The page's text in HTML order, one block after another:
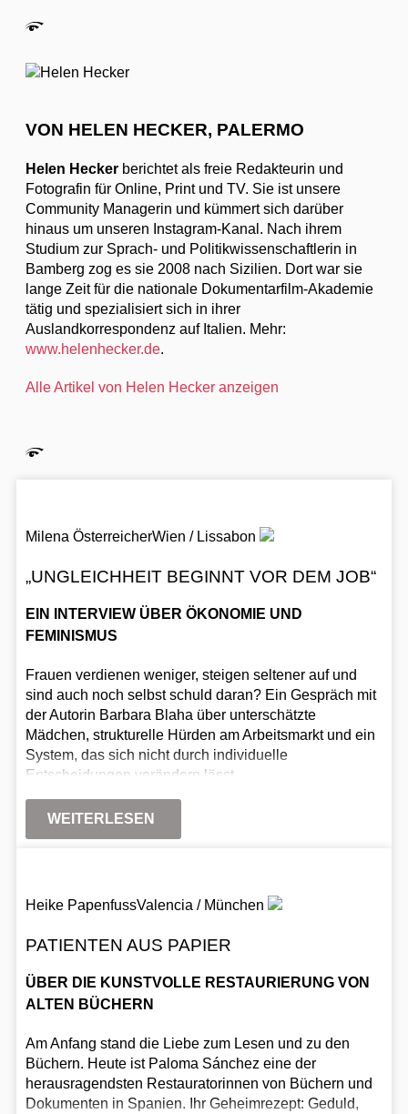
VON HELEN HECKER, PALERMO
Helen Hecker berichtet als freie Redakteurin und
Fotografin für Online, Print und TV. Sie ist unsere
Community Managerin und kümmert sich darüber
hinaus um unseren Instagram-Kanal. Nach ihrem
Studium zur Sprach- und Politikwissenschaftlerin in
Bamberg zog es sie 2008 nach Sizilien. Dort war sie
lange Zeit für die nationale Dokumentarfilm-Akademie
tätig und spezialisiert sich in ihrer
Auslandkorrespondenz auf Italien. Mehr:
www.helenhecker.de.
Alle Artikel von Helen Hecker anzeigen
Milena ÖsterreicherWien / Lissabon
„UNGLEICHHEIT BEGINNT VOR DEM JOB“
EIN INTERVIEW ÜBER ÖKONOMIE UND
FEMINISMUS
Frauen verdienen weniger, steigen seltener auf und
sind auch noch selbst schuld daran? Ein Gespräch mit
der Autorin Barbara Blaha über unterschätzte
Mädchen, strukturelle Hürden am Arbeitsmarkt und ein
System, das sich nicht durch individuelle
Entscheidungen verändern lässt.
WEITERLESEN
Heike PapenfussValencia / München
PATIENTEN AUS PAPIER
ÜBER DIE KUNSTVOLLE RESTAURIERUNG VON
ALTEN BÜCHERN
Am Anfang stand die Liebe zum Lesen und zu den
Büchern. Heute ist Paloma Sánchez eine der
herausragendsten Restauratorinnen von Büchern und
Dokumenten in Spanien. Ihr Geheimrezept: Geduld,